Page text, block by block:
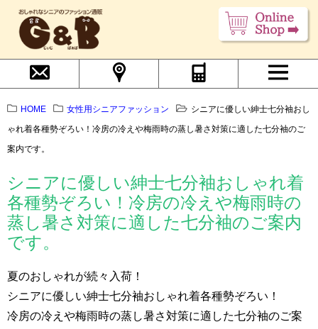
HOME 女性用シニアファッション
シニアに優しい紳士七分袖おし
ゃれ着各種勢ぞろい！冷房の冷えや梅雨時の蒸し暑さ対策に適した七分袖のご
案内です。
シニアに優しい紳士七分袖おしゃれ着
各種勢ぞろい！冷房の冷えや梅雨時の
蒸し暑さ対策に適した七分袖のご案内
です。
夏のおしゃれが続々入荷！
シニアに優しい紳士七分袖おしゃれ着各種勢ぞろい！
冷房の冷えや梅雨時の蒸し暑さ対策に適した七分袖のご案